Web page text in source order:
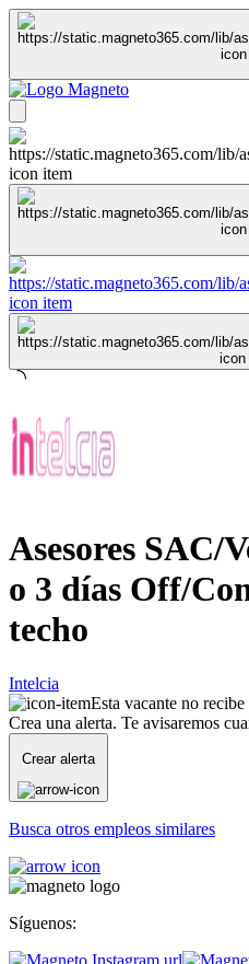
Asesores SAC/
o 3 días Off/
techo
Intelcia
Esta vacante no
Crea una alerta. Te avisaremos
Crear alerta
Busca otros empleos similares
Síguenos: